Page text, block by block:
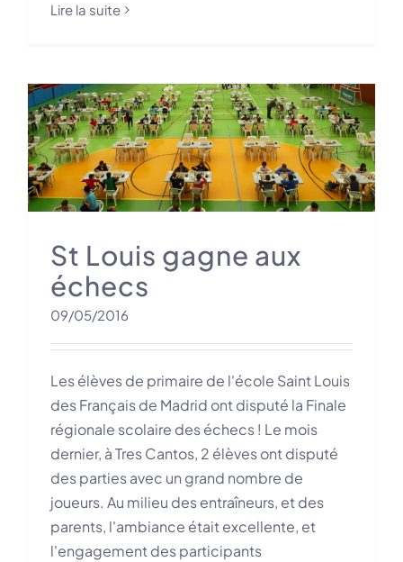
Lire la suite
St Louis gagne aux
échecs
09/05/2016
Les élèves de primaire de l'école Saint Louis
des Français de Madrid ont disputé la Finale
régionale scolaire des échecs ! Le mois
dernier, à Tres Cantos, 2 élèves ont disputé
des parties avec un grand nombre de
joueurs. Au milieu des entraîneurs, et des
parents, l'ambiance était excellente, et
l'engagement des participants